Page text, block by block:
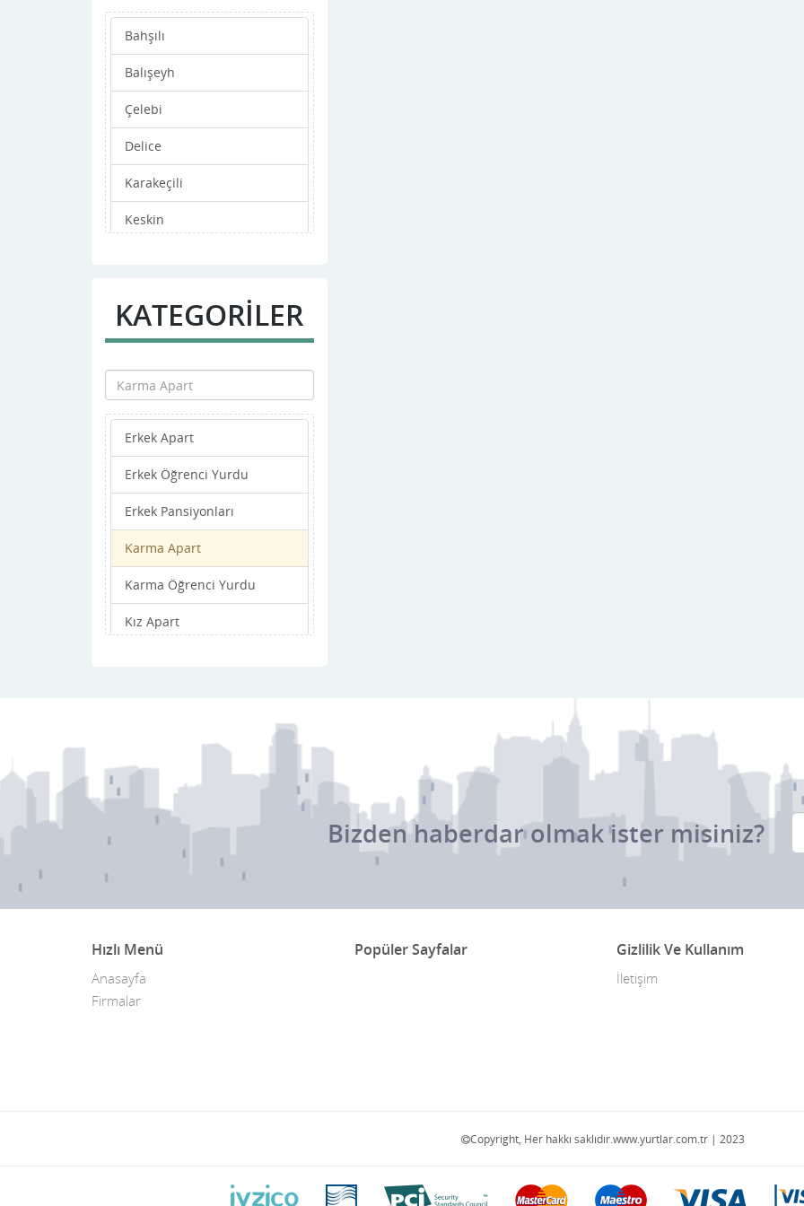
Bahşılı
Balışeyh
Çelebi
Delice
Karakeçili
Keskin
Yahşihan
KATEGORİLER
Erkek Apart
Erkek Öğrenci Yurdu
Erkek Pansiyonları
Karma Apart
Karma Öğrenci Yurdu
Kız Apart
Bizden haberdar olmak ister misiniz?
Hızlı Menü
Anasayfa
Firmalar
Popüler Sayfalar Gizlilik Ve Kullanım
İletişim
Copyright, Her hakkı saklıdır.www.yurtlar.com.tr | 2023